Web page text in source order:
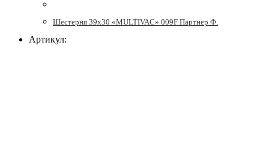
Шестерня 39х30 «MULTIVAC» 009F Партнер Ф.
Артикул: